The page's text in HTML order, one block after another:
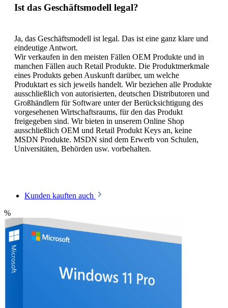
Ist das Geschäftsmodell legal?
Ja, das Geschäftsmodell ist legal. Das ist eine ganz klare und
eindeutige Antwort.
Wir verkaufen in den meisten Fällen OEM Produkte und in
manchen Fällen auch Retail Produkte. Die Produktmerkmale
eines Produkts geben Auskunft darüber, um welche
Produktart es sich jeweils handelt. Wir beziehen alle Produkte
ausschließlich von autorisierten, deutschen Distributoren und
Großhändlern für Software unter der Berücksichtigung des
vorgesehenen Wirtschaftsraums, für den das Produkt
freigegeben sind. Wir bieten in unserem Online Shop
ausschließlich OEM und Retail Produkt Keys an, keine
MSDN Produkte. MSDN sind dem Erwerb von Schulen,
Universitäten, Behörden usw. vorbehalten.
Kunden kauften auch
%